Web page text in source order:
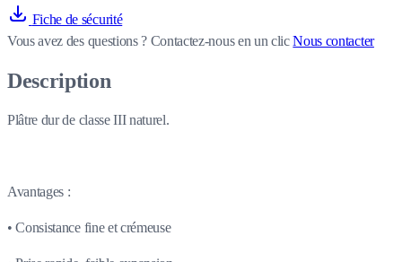
Fiche de sécurité
Vous avez des questions ? Contactez-nous en un clicNous contacter
Description
Plâtre dur de classe III naturel.
Avantages :
• Consistance fine et crémeuse